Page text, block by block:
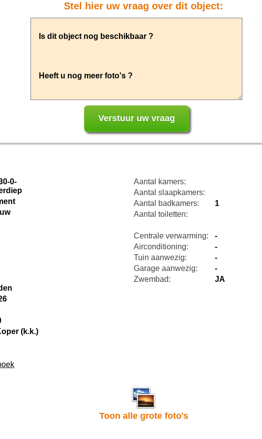
Stel hier uw vraag over dit object:
0-
(k.k.)
Aantal kamers:
Aantal slaapkamers:
Aantal badkamers:
1
Aantal toiletten:
Centrale verwarming:
-
Airconditioning:
-
Tuin aanwezig:
-
Garage aanwezig:
-
Zwembad:
JA
Toon alle grote foto's